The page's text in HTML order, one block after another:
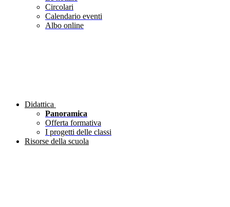
Circolari
Calendario eventi
Albo online
Didattica
Panoramica
Offerta formativa
I progetti delle classi
Risorse della scuola